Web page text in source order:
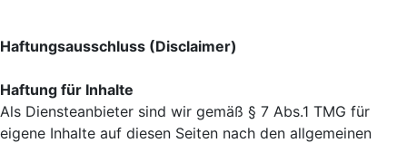
Haftungsausschluss (Disclaimer)
Haftung für Inhalte
Als Diensteanbieter sind wir gemäß § 7 Abs.1 TMG für
eigene Inhalte auf diesen Seiten nach den allgemeinen